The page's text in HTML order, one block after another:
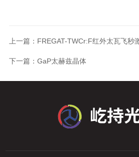
上一篇： FREGAT-TWCr:F红外太瓦飞秒
下一篇： GaP太赫兹晶体